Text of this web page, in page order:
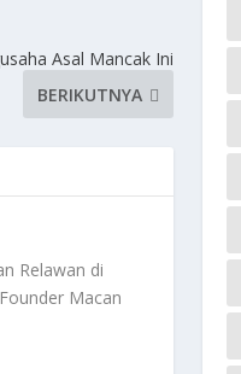
Asal Mancak Ini
BERIKUTNYA
Relawan di
Macan